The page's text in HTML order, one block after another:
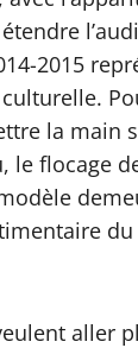
2015
la main
le flocage
du
aller